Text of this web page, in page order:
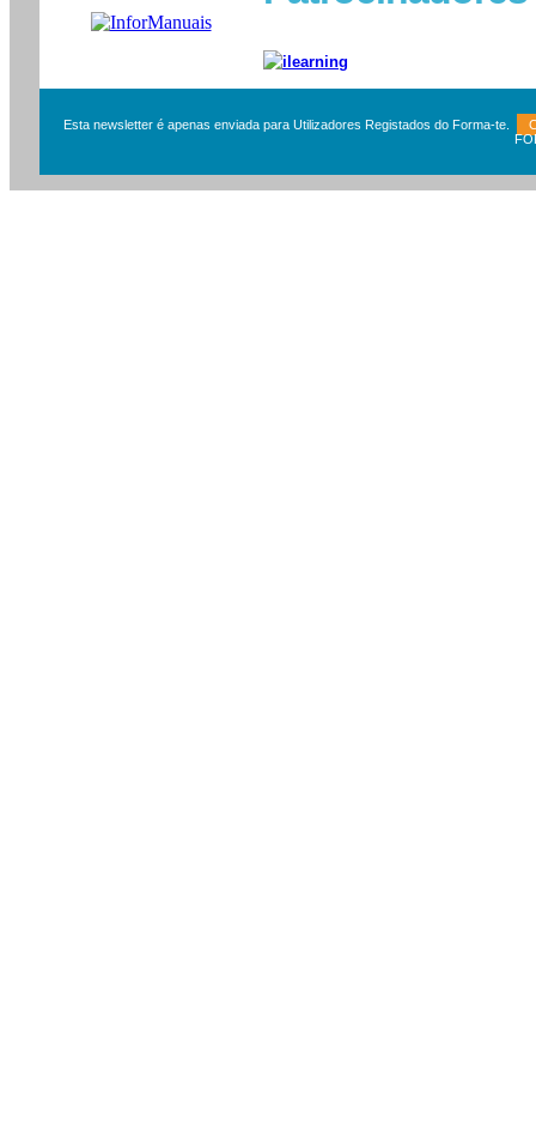
Esta newsletter é apenas enviada para Utilizadores Registados do Forma-te.
FORMA-TE